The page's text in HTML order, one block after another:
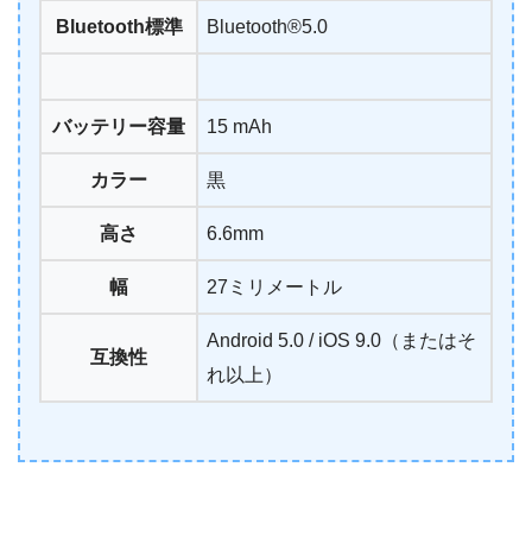
Bluetooth標準 Bluetooth®5.0
バッテリー容量 15 mAh
カラー 黒
高さ 6.6mm
幅 27ミリメートル
互換性
Android 5.0 / iOS 9.0（またはそ
れ以上）